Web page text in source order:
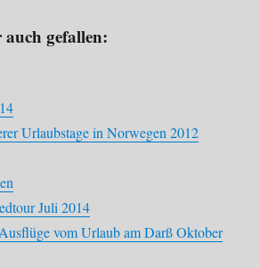
gefallen:
Urlaubstage in Norwegen 2012
Juli 2014
vom Urlaub am Darß Oktober